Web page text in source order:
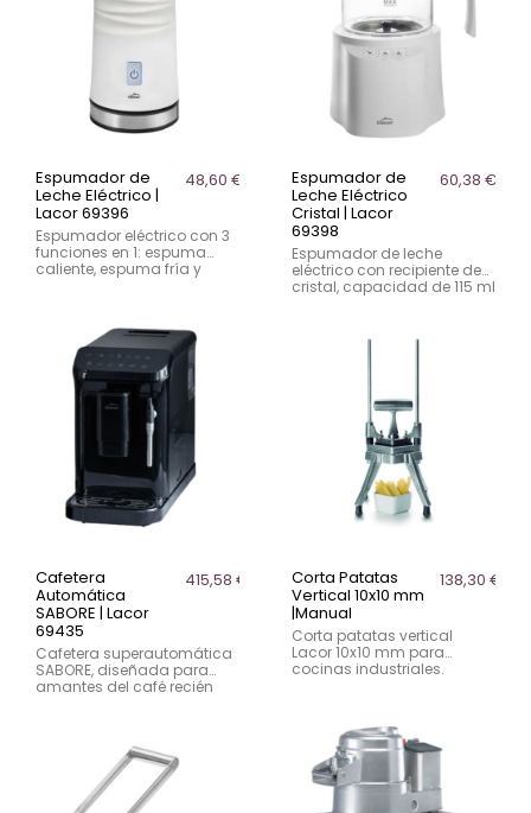
Espumador de
Leche Eléctrico |
Lacor 69396
48,60 €
Espumador eléctrico con 3
funciones en 1: espuma
caliente, espuma fría y
Espumador de
Leche Eléctrico
Cristal | Lacor
69398
60,38 €
Espumador de leche
eléctrico con recipiente de
cristal, capacidad de 115 ml
Tecnología magnética y
Cafetera
Automática
SABORE | Lacor
69435
415,58 €
Cafetera superautomática
SABORE, diseñada para
amantes del café recién
Corta Patatas
Vertical 10x10 mm
|Manual
138,30 €
Corta patatas vertical
Lacor 10x10 mm para
cocinas industriales.
precisión, amortiguadores
de impacto y patas
antideslizantes. Corte
uniforme con mínimo
esfuerzo y alto rendimiento.